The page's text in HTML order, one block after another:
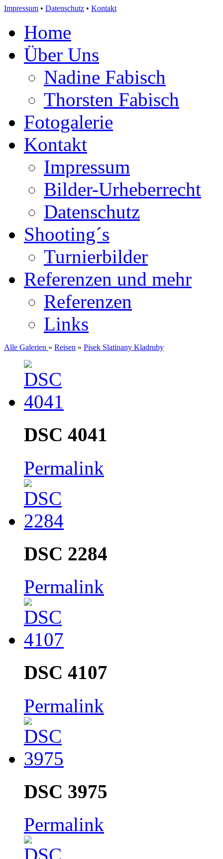
Impressum • Datenschutz • Kontakt
Home
Über Uns
Nadine Fabisch
Thorsten Fabisch
Fotogalerie
Kontakt
Impressum
Bilder-Urheberrecht
Datenschutz
Shooting´s
Turnierbilder
Referenzen und mehr
Referenzen
Links
Alle Galerien » Reisen » Pisek Slatinany Kladruby
DSC 4041
Permalink
DSC 2284
Permalink
DSC 4107
Permalink
DSC 3975
Permalink